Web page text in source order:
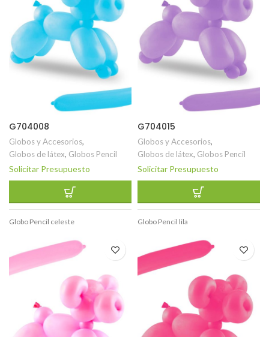
G704008
Globos y Accesorios,
Globos de látex, Globos Pencil
Solicitar Presupuesto
Globo Pencil celeste
G704015
Globos y Accesorios,
Globos de látex, Globos Pencil
Solicitar Presupuesto
Globo Pencil lila